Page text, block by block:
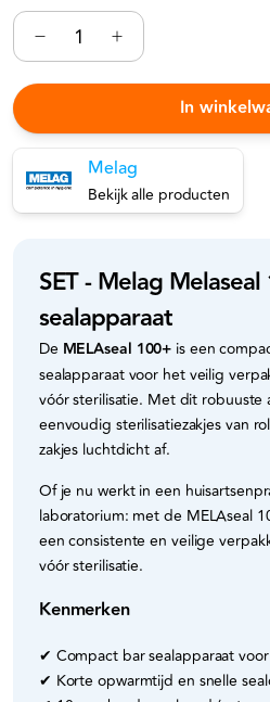
In
Melag
Bekijk alle producten
SET - Melag
sealapparaat
De MELAseal 100+ is een
sealapparaat voor het veilig
vóór sterilisatie. Met dit robuuste
eenvoudig sterilisatiezakjes van
zakjes luchtdicht af.
Of je nu werkt in een
laboratorium: met de MELAseal
een consistente en veilige
vóór sterilisatie.
Kenmerken
✔ Compact bar sealapparaat
✔ Korte opwarmtijd en snelle